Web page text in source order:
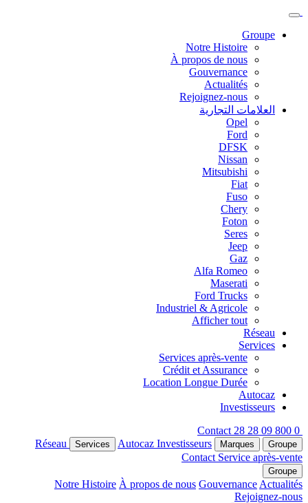
Groupe
Notre Histoire
À propos de nous
Gouvernance
Actualités
Rejoignez-nous
العلامات التجارية
Opel
Ford
DFSK
Nissan
Mitsubishi
Fiat
Fuso
Chery
Foton
Seres
Jeep
Gaz
Alfa Romeo
Maserati
Ford Trucks
Industriel & Agricole
Afficher tout
Réseau
Services
Services après-vente
Crédit et Assurance
Location Longue Durée
Autocaz
Investisseurs
Contact
Groupe
Marques
Réseau Services Autocaz Investisseurs
Contact Service après-vente
Groupe
Notre Histoire À propos de nous Gouvernance Actualités
Rejoignez-nous